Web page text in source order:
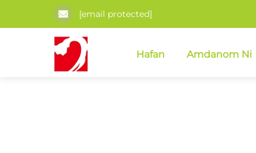
[email protected]
Hafan Amdanom Ni